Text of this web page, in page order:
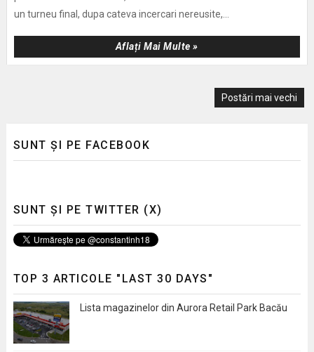
un turneu final, dupa cateva incercari nereusite,...
Aflați Mai Multe »
Postări mai vechi
SUNT ȘI PE FACEBOOK
SUNT ȘI PE TWITTER (X)
TOP 3 ARTICOLE "LAST 30 DAYS"
Lista magazinelor din Aurora Retail Park Bacău